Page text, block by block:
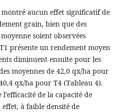
montré aucun effet significatif de
grain, bien que des
soient observées
présente un rendement moyen
diminuent ensuite pour les
moyennes de 42,0 qx/ha pour
qx/ha pour T4 (Tableau 4).
de la capacité de
effet, à faible densité de